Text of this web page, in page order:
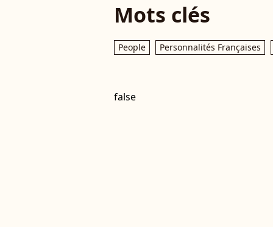
Mots clés
People Personnalités Françaises
false